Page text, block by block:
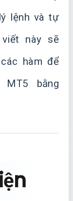
lệnh và tự
này sẽ
hàm để
bằng